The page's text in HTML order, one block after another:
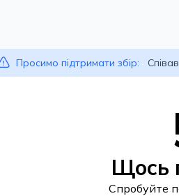
Просимо підтримати збір:
Щось
Спробуйте